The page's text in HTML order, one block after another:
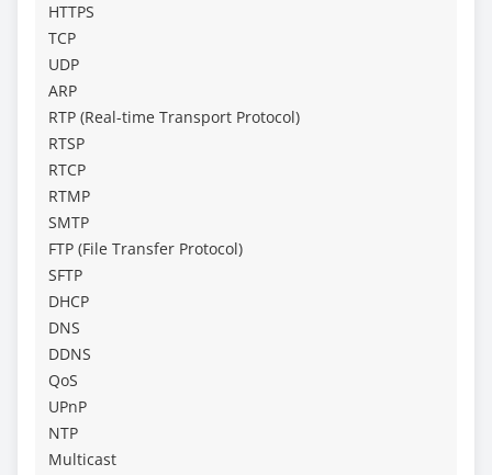
HTTPS
TCP
UDP
ARP
RTP (Real-time Transport Protocol)
RTSP
RTCP
RTMP
SMTP
FTP (File Transfer Protocol)
SFTP
DHCP
DNS
DDNS
QoS
UPnP
NTP
Multicast